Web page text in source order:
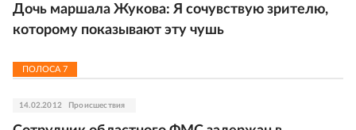
Дочь маршала Жукова: Я сочувствую зрителю,
которому показывают эту чушь
ПОЛОСА 7
14.02.2012 Происшествия